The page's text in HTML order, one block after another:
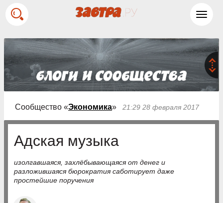
Сообщество «Экономика» 21:29 28 февраля 2017
Адская музыка
изолгавшаяся, захлёбывающаяся от денег и
разложившаяся бюрократия саботирует даже
простейшие поручения